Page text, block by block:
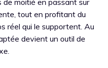
de moitié en passant sur
tout en profitant du
réel qui le supportent. Au
devient un outil de